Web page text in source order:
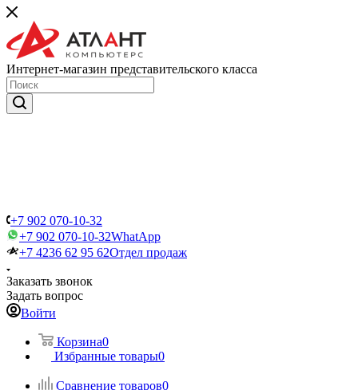
Интернет-магазин представительского класса
+7 902 070-10-32
+7 902 070-10-32WhatApp
+7 4236 62 95 62Отдел продаж
Заказать звонок
Задать вопрос
Войти
Корзина0
Избранные товары0
Сравнение товаров0